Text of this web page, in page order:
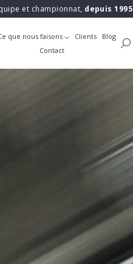
et championnat, depuis 1995
que nous faisons Clients
Blog
Contact